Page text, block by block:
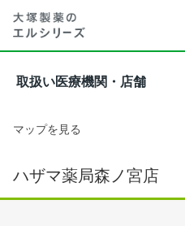
取扱い医療機関・店舗
マップを見る
ハザマ薬局森ノ宮店